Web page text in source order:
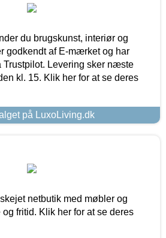
du brugskunst, interiør og
godkendt af E-mærket og har
Trustpilot. Levering sker næste
kl. 15. Klik her for at se deres
på LuxoLiving.dk
netbutik med møbler og
fritid. Klik her for at se deres